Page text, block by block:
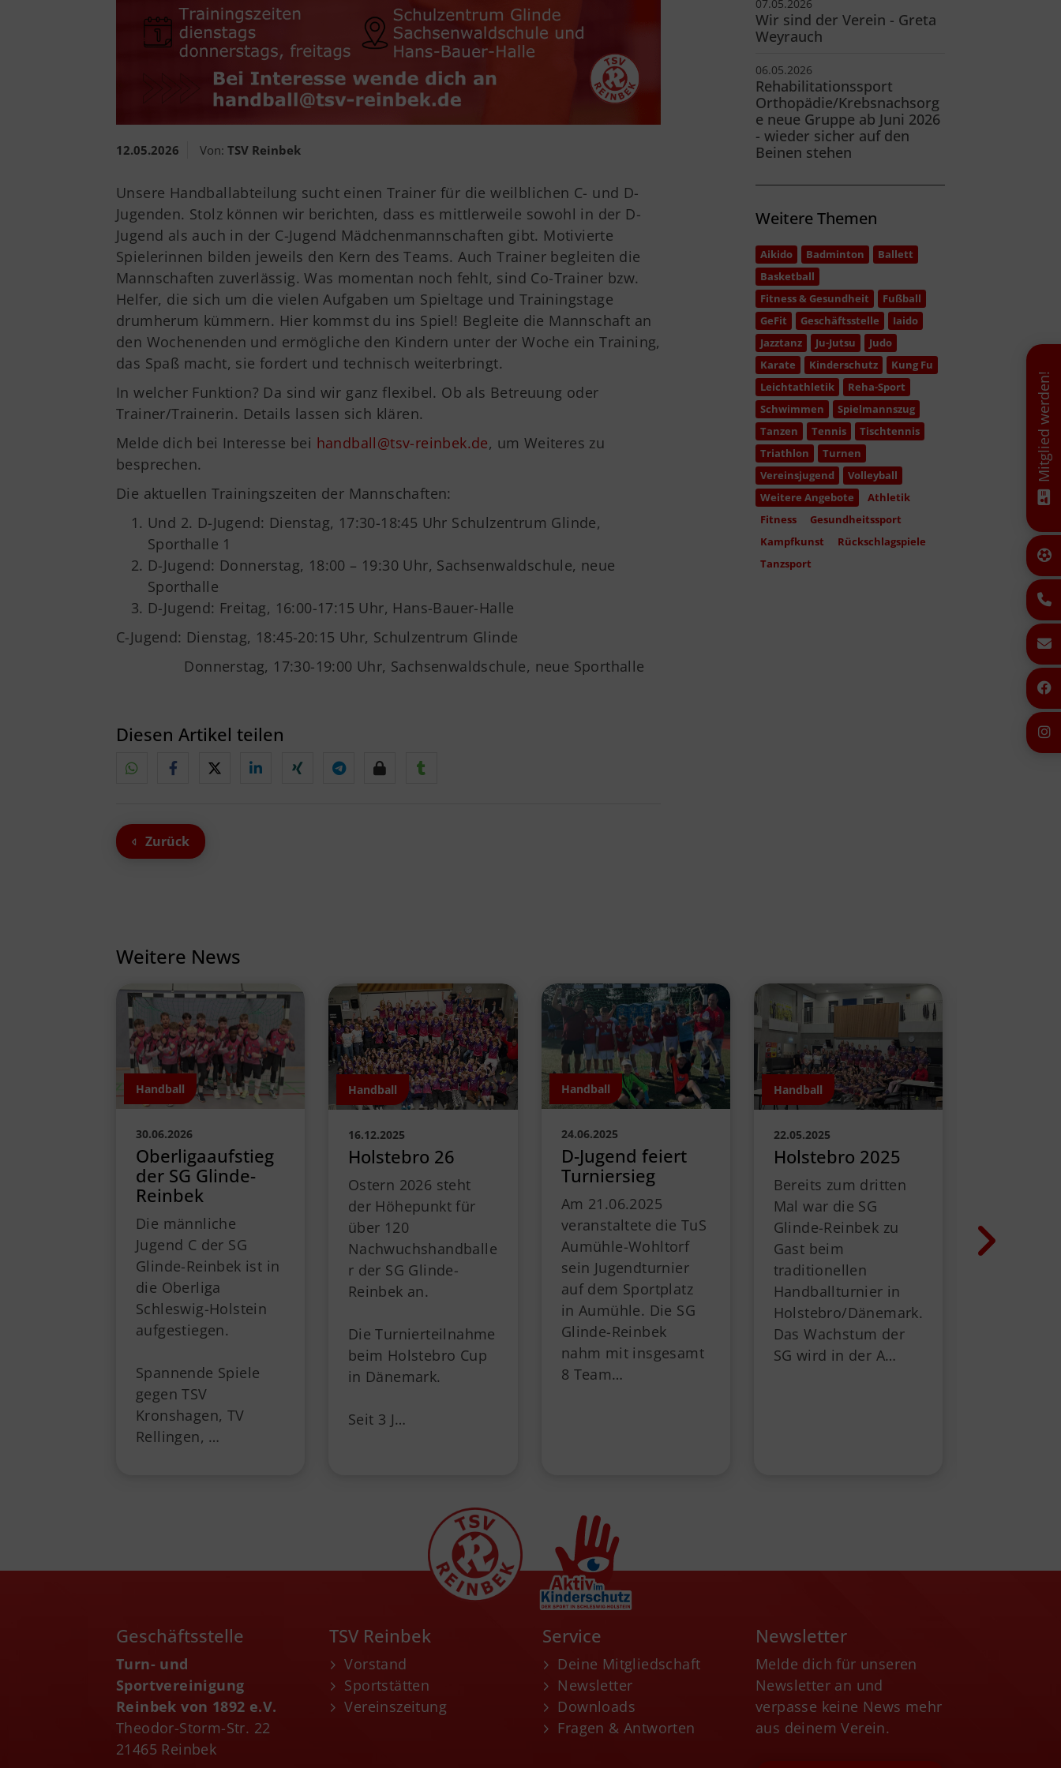
12.05.2026 Von: TSV Reinbek
Unsere Handballabteilung sucht einen Trainer für die weilblichen C- und D-
Jugenden. Stolz können wir berichten, dass es mittlerweile sowohl in der D-
Jugend als auch in der C-Jugend Mädchenmannschaften gibt. Motivierte
Spielerinnen bilden jeweils den Kern des Teams. Auch Trainer begleiten die
Mannschaften zuverlässig. Was momentan noch fehlt, sind Co-Trainer bzw.
Helfer, die sich um die vielen Aufgaben um Spieltage und Trainingstage
drumherum kümmern. Hier kommst du ins Spiel! Begleite die Mannschaft an
den Wochenenden und ermögliche den Kindern unter der Woche ein Training,
das Spaß macht, sie fordert und technisch weiterbringt.
In welcher Funktion? Da sind wir ganz flexibel. Ob als Betreuung oder
Trainer/Trainerin. Details lassen sich klären.
Melde dich bei Interesse bei handball@tsv-reinbek.de, um Weiteres zu
besprechen.
Die aktuellen Trainingszeiten der Mannschaften:
Und 2. D-Jugend: Dienstag, 17:30-18:45 Uhr Schulzentrum Glinde,
Sporthalle 1
D-Jugend: Donnerstag, 18:00 – 19:30 Uhr, Sachsenwaldschule, neue
Sporthalle
D-Jugend: Freitag, 16:00-17:15 Uhr, Hans-Bauer-Halle
C-Jugend: Dienstag, 18:45-20:15 Uhr, Schulzentrum Glinde
Donnerstag, 17:30-19:00 Uhr, Sachsenwaldschule, neue Sporthalle
Diesen Artikel teilen
Zurück
07.05.2026
Wir sind der Verein - Greta
Weyrauch
06.05.2026
Rehabilitationssport
Orthopädie/Krebsnachsorg
e neue Gruppe ab Juni 2026
- wieder sicher auf den
Beinen stehen
Weitere Themen
Aikido Badminton
Ballett
Basketball
Fitness & Gesundheit
Fußball
GeFit
Geschäftsstelle
Iaido
Jazztanz
Ju-Jutsu
Judo
Karate
Kinderschutz
Kung Fu
Leichtathletik
Reha-Sport
Schwimmen
Spielmannszug
Tanzen
Tennis
Tischtennis
Triathlon
Turnen
Vereinsjugend
Volleyball
Weitere Angebote
Athletik
Fitness
Gesundheitssport
Kampfkunst
Rückschlagspiele
Tanzsport
Weitere News
Handball
30.06.2026
Oberligaaufstieg
der SG Glinde-
Reinbek
Die männliche
Jugend C der SG
Glinde-Reinbek ist in
die Oberliga
Schleswig-Holstein
aufgestiegen.
Spannende Spiele
gegen TSV
Kronshagen, TV
Rellingen, …
Handball
16.12.2025
Holstebro 26
Ostern 2026 steht
der Höhepunkt für
über 120
Nachwuchshandballe
r der SG Glinde-
Reinbek an.
Die Turnierteilnahme
beim Holstebro Cup
in Dänemark.
Seit 3 J…
Handball
24.06.2025
D-Jugend feiert
Turniersieg
Am 21.06.2025
veranstaltete die TuS
Aumühle-Wohltorf
sein Jugendturnier
auf dem Sportplatz
in Aumühle. Die SG
Glinde-Reinbek
nahm mit insgesamt
8 Team…
Handball
22.05.2025
Holstebro 2025
Bereits zum dritten
Mal war die SG
Glinde-Reinbek zu
Gast beim
traditionellen
Handballturnier in
Holstebro/Dänemark.
Das Wachstum der
SG wird in der A…
fanden
Geschäftsstelle
Turn- und
Sportvereinigung
Reinbek von 1892 e.V.
Theodor-Storm-Str. 22
21465 Reinbek
TSV Reinbek
Vorstand
Sportstätten
Vereinszeitung
Service
Deine Mitgliedschaft
Newsletter
Downloads
Fragen & Antworten
Newsletter
Melde dich für unseren
Newsletter an und
verpasse keine News mehr
aus deinem Verein.
Mitglied werden!